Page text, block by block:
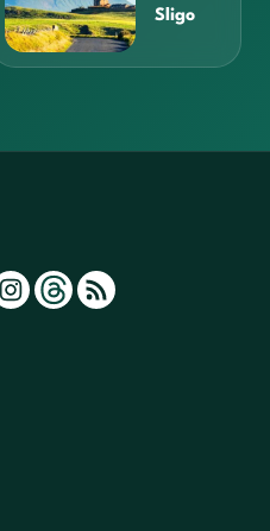
Sligo